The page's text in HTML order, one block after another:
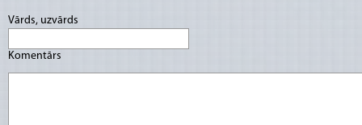
Vārds, uzvārds
Komentārs